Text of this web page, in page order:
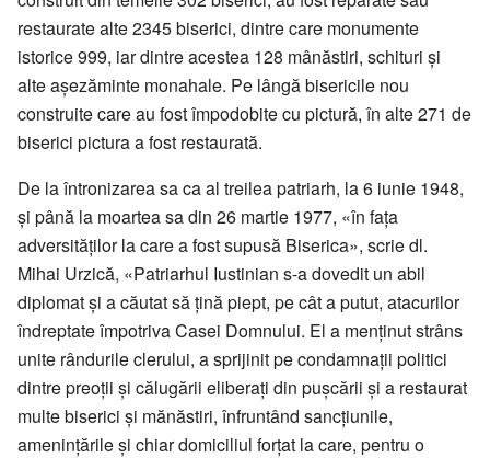
restaurate alte 2345 biserici, dintre care monumente
istorice 999, iar dintre acestea 128 mânăstiri, schituri și
alte așezăminte monahale. Pe lângă bisericile nou
construite care au fost împodobite cu pictură, în alte 271 de
biserici pictura a fost restaurată.
De la întronizarea sa ca al treilea patriarh, la 6 iunie 1948,
și până la moartea sa din 26 martie 1977, «în fața
adversităților la care a fost supusă Biserica», scrie dl.
Mihai Urzică, «Patriarhul Iustinian s-a dovedit un abil
diplomat și a căutat să țină piept, pe cât a putut, atacurilor
îndreptate împotriva Casei Domnului. El a menținut strâns
unite rândurile clerului, a sprijinit pe condamnații politici
dintre preoții și călugării eliberați din pușcării și a restaurat
multe biserici și mănăstiri, înfruntând sancțiunile,
amenințările și chiar domiciliul forțat la care, pentru o